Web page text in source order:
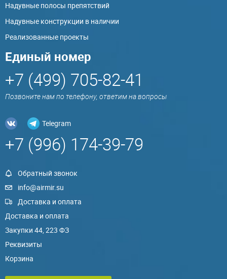
Надувные полосы препятствий
Надувные конструкции в наличии
Реализованные проекты
Единый номер
+7 (499) 705-82-41
Позвоните нам по телефону, ответим на вопросы
Telegram
+7 (996) 174-39-79
Обратный звонок
info@airmir.su
Доставка и оплата
Доставка и оплата
Закупки 44, 223 ФЗ
Реквизиты
Корзина